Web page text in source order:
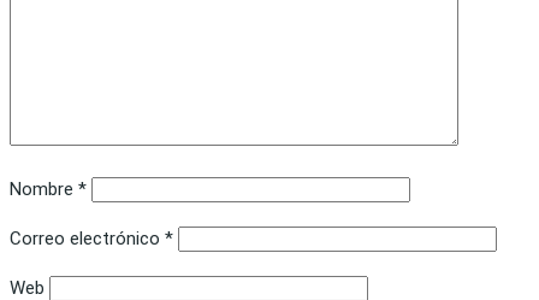
Nombre *
Correo electrónico *
Web